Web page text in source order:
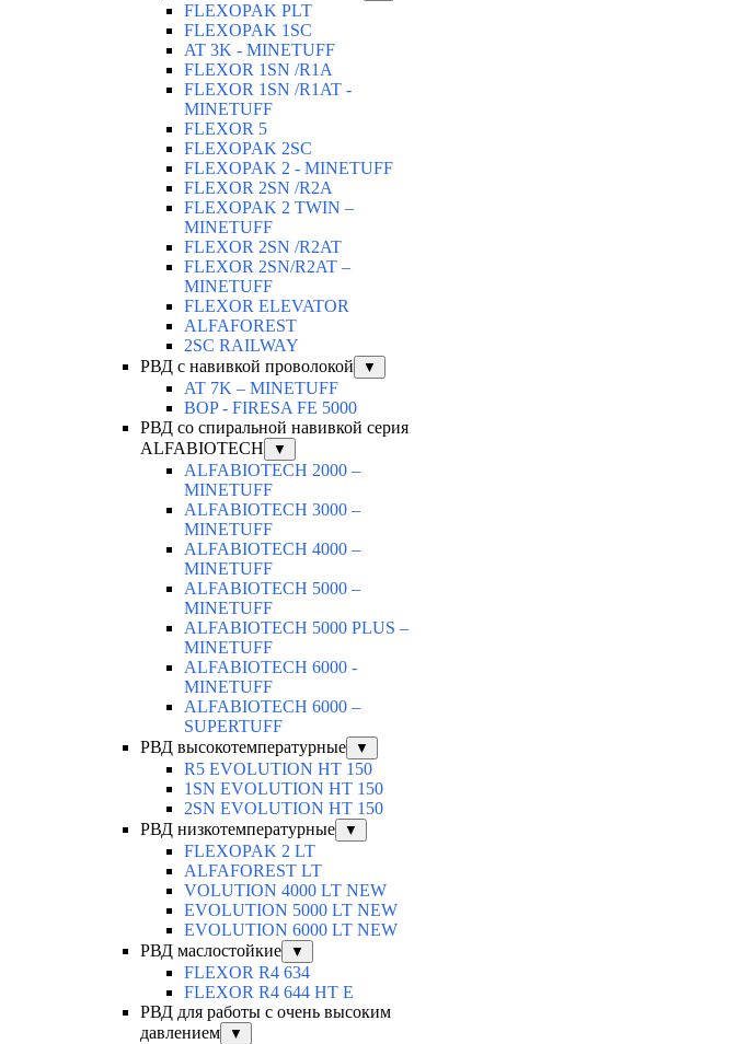
FLEXOPAK PLT
FLEXOPAK 1SС
AT 3K - MINETUFF
FLEXOR 1SN /R1A
FLEXOR 1SN /R1AT -
MINETUFF
FLEXOR 5
FLEXOPAK 2SС
FLEXOPAK 2 - MINETUFF
FLEXOR 2SN /R2A
FLEXOPAK 2 TWIN –
MINETUFF
FLEXOR 2SN /R2AT
FLEXOR 2SN/R2AT –
MINETUFF
FLEXOR ELEVATOR
ALFAFOREST
2SC RAILWAY
РВД с навивкой проволокой
▼
AT 7K – MINETUFF
BOP - FIRESA FE 5000
РВД со спиральной навивкой серия
ALFABIOTECH
▼
ALFABIOTECH 2000 –
MINETUFF
ALFABIOTECH 3000 –
MINETUFF
ALFABIOTECH 4000 –
MINETUFF
ALFABIOTECH 5000 –
MINETUFF
ALFABIOTECH 5000 PLUS –
MINETUFF
ALFABIOTECH 6000 -
MINETUFF
ALFABIOTECH 6000 –
SUPERTUFF
РВД высокотемпературные
▼
R5 EVOLUTION HT 150
1SN EVOLUTION HT 150
2SN EVOLUTION HT 150
РВД низкотемпературные
▼
FLEXOPAK 2 LT
ALFAFOREST LT
VOLUTION 4000 LT NEW
EVOLUTION 5000 LT NEW
EVOLUTION 6000 LT NEW
РВД маслостойкие
▼
FLEXOR R4 634
FLEXOR R4 644 HT E
РВД для работы с очень высоким
давлением
▼